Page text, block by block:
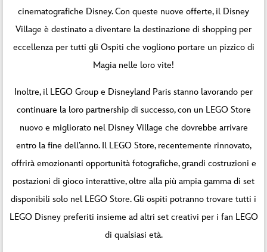
cinematografiche Disney. Con queste nuove offerte, il Disney
Village è destinato a diventare la destinazione di shopping per
eccellenza per tutti gli Ospiti che vogliono portare un pizzico di
Magia nelle loro vite!
Inoltre, il LEGO Group e Disneyland Paris stanno lavorando per
continuare la loro partnership di successo, con un LEGO Store
nuovo e migliorato nel Disney Village che dovrebbe arrivare
entro la fine dell’anno. Il LEGO Store, recentemente rinnovato,
offrirà emozionanti opportunità fotografiche, grandi costruzioni e
postazioni di gioco interattive, oltre alla più ampia gamma di set
disponibili solo nel LEGO Store. Gli ospiti potranno trovare tutti i
LEGO Disney preferiti insieme ad altri set creativi per i fan LEGO
di qualsiasi età.